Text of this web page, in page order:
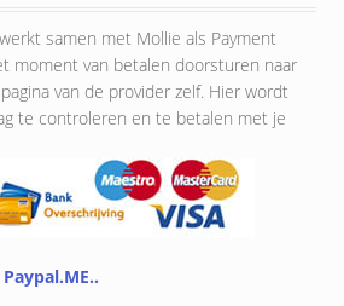
samen met Mollie als Payment
moment van betalen doorsturen naar
van de provider zelf. Hier wordt
te controleren en te betalen met je